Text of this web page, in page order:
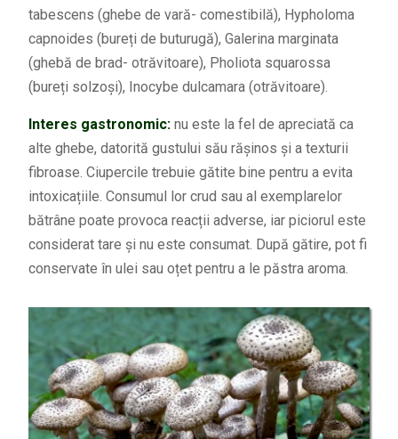
tabescens (ghebe de vară- comestibilă), Hypholoma
capnoides (bureți de buturugă), Galerina marginata
(ghebă de brad- otrăvitoare), Pholiota squarossa
(bureți solzoși), Inocybe dulcamara (otrăvitoare).
Interes gastronomic:nu este la fel de apreciată ca
alte ghebe, datorită gustului său rășinos și a texturii
fibroase. Ciupercile trebuie gătite bine pentru a evita
intoxicațiile. Consumul lor crud sau al exemplarelor
bătrâne poate provoca reacții adverse, iar piciorul este
considerat tare și nu este consumat. După gătire, pot fi
conservate în ulei sau oțet pentru a le păstra aroma.